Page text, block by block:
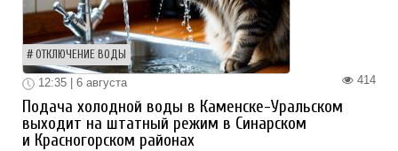
ОТКЛЮЧЕНИЕ ВОДЫ
414
12:35 | 6 августа
Подача холодной воды в Каменске-Уральском
выходит на штатный режим в Синарском
и Красногорском районах